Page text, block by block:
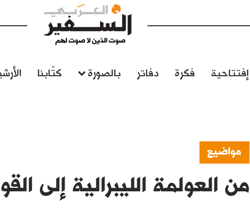
إفتتاحية فكرة دفاتر بالصورة كتّابنا
مواضيع
من العولمة الليبرالية إلى